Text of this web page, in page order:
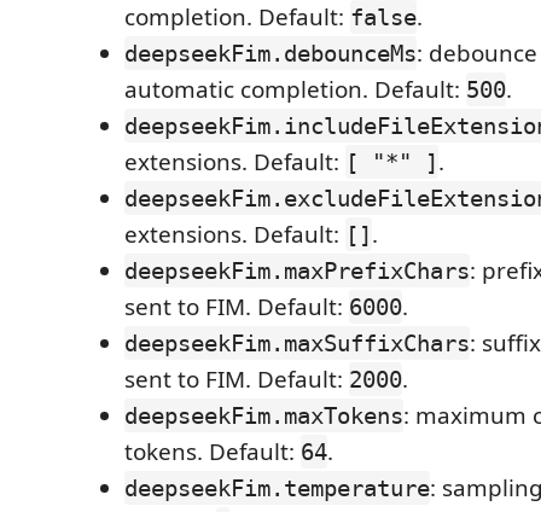
completion. Default: false.
deepseekFim.debounceMs:
automatic completion. Default: 500.
extensions. Default: [ "*" ].
extensions. Default: [].
deepseekFim.maxPrefixChars:
sent to FIM. Default: 6000.
deepseekFim.maxSuffixChars:
sent to FIM. Default: 2000.
deepseekFim.maxTokens: maximum
tokens. Default: 64.
deepseekFim.temperature: